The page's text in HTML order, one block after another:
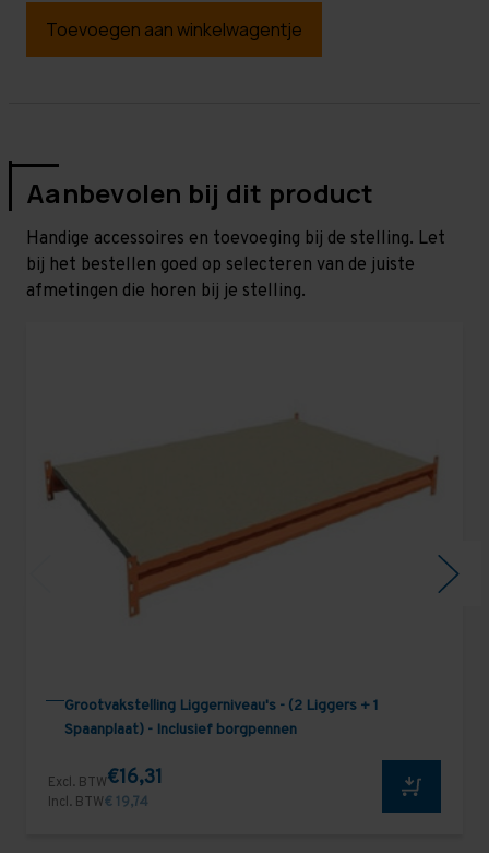
Toevoegen aan winkelwagentje
Aanbevolen bij dit product
Handige accessoires en toevoeging bij de stelling. Let
bij het bestellen goed op selecteren van de juiste
afmetingen die horen bij je stelling.
Grootvakstelling Liggerniveau's - (2 Liggers + 1
Spaanplaat) - Inclusief borgpennen
Excl. BTW€16,31
Incl. BTW€ 19,74